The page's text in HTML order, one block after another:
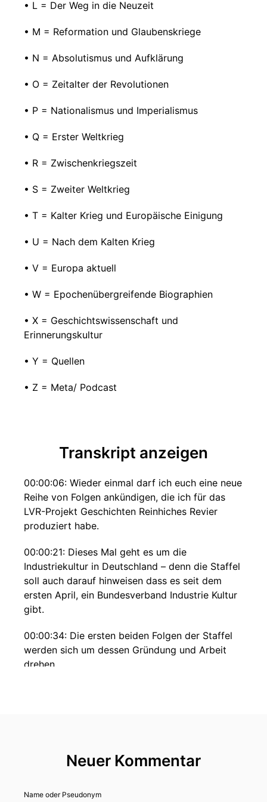
• L = Der Weg in die Neuzeit
• M = Reformation und Glaubenskriege
• N = Absolutismus und Aufklärung
• O = Zeitalter der Revolutionen
• P = Nationalismus und Imperialismus
• Q = Erster Weltkrieg
• R = Zwischenkriegszeit
• S = Zweiter Weltkrieg
• T = Kalter Krieg und Europäische Einigung
• U = Nach dem Kalten Krieg
• V = Europa aktuell
• W = Epochenübergreifende Biographien
• X = Geschichtswissenschaft und
Erinnerungskultur
• Y = Quellen
• Z = Meta/ Podcast
Transkript anzeigen
00:00:06: Wieder einmal darf ich euch eine neue
Reihe von Folgen ankündigen, die ich für das
LVR-Projekt Geschichten Reinhiches Revier
produziert habe.
00:00:21: Dieses Mal geht es um die
Industriekultur in Deutschland – denn die Staffel
soll auch darauf hinweisen dass es seit dem
ersten April, ein Bundesverband Industrie Kultur
gibt.
00:00:34: Die ersten beiden Folgen der Staffel
werden sich um dessen Gründung und Arbeit
drehen.
oder der Zeche Zäufer ein einer Förderanlage
Essen.
Neuer Kommentar
Name oder Pseudonym